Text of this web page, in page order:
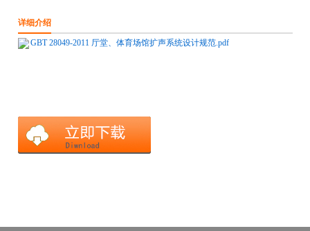
详细介绍
GBT 28049-2011 厅堂、体育场馆扩声系统设计规范.pdf